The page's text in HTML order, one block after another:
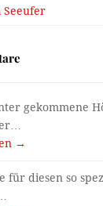
Seeufer
gekommene
→
für diesen so